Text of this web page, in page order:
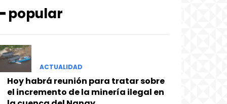
popular
ACTUALIDAD
Hoy habrá reunión para tratar sobre
el incremento de la minería ilegal en